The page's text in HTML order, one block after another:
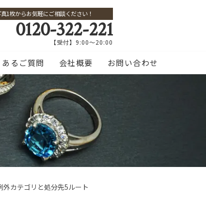
1枚からお気軽にご相談ください！
0120-322-221
【受付】9:00～20:00
あるご質問 会社概要 お問い合わせ
カテゴリと処分先5ルート